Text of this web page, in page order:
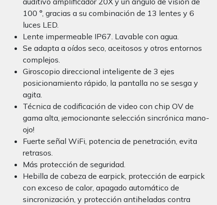
100 °, gracias a su combinación de 13 lentes y 6
luces LED.
Lente impermeable IP67. Lavable con agua.
Se adapta a oídos seco, aceitosos y otros entornos
complejos.
Giroscopio direccional inteligente de 3 ejes
posicionamiento rápido, la pantalla no se sesga y
agita.
Técnica de codificación de video con chip OV de
gama alta, ¡emocionante selección sincrónica mano-
ojo!
Fuerte señal WiFi, potencia de penetración, evita
retrasos.
Más protección de seguridad.
Hebilla de cabeza de earpick, protección de earpick
con exceso de calor, apagado automático de
sincronización, y protección antiheladas contra